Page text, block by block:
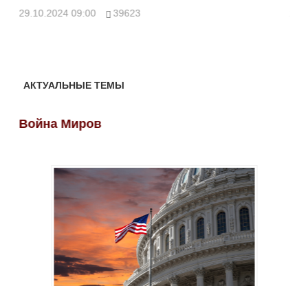
29.10.2024 09:00 39623
АКТУАЛЬНЫЕ ТЕМЫ
Война Миров